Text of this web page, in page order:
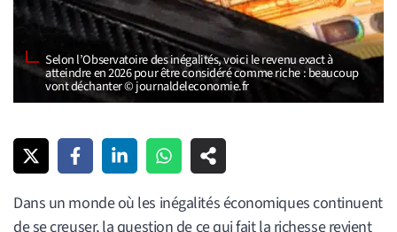
Selon l’Observatoire des inégalités, voici le revenu exact à
atteindre en 2026 pour être considéré comme riche : beaucoup
vont déchanter © journaldeleconomie.fr
Dans un monde où les inégalités économiques continuent
de se creuser, la question de ce qui fait la richesse revient